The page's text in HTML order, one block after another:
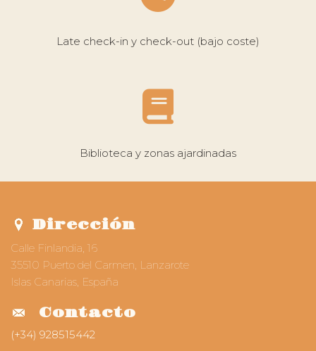
Late check-in y check-out (bajo coste)
Biblioteca y zonas ajardinadas
Dirección
Calle Finlandia, 16
35510 Puerto del Carmen, Lanzarote
Islas Canarias, España
Contacto
(+34) 928515442